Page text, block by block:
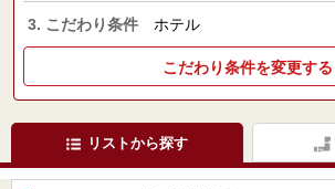
3. こだわり条件 ホテル
こだわり条件を変更する
リストから探す